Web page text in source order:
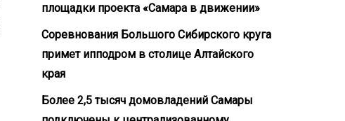
площадки проекта «Самара в движении»
Соревнования Большого Сибирского круга
примет ипподром в столице Алтайского
края
Более 2,5 тысяч домовладений Самары